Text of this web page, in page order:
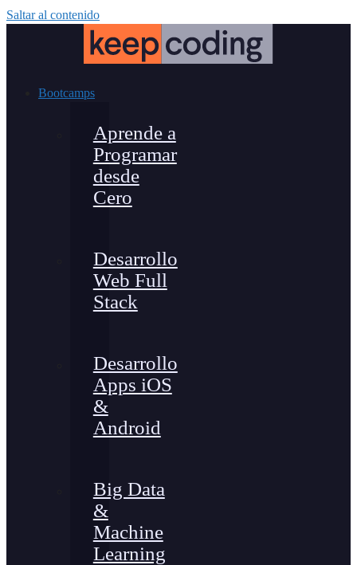
Saltar al contenido
Bootcamps
Aprende a
Programar
desde
Cero
Desarrollo
Web Full
Stack
Desarrollo
Apps iOS
&
Android
Big Data
&
Machine
Learning